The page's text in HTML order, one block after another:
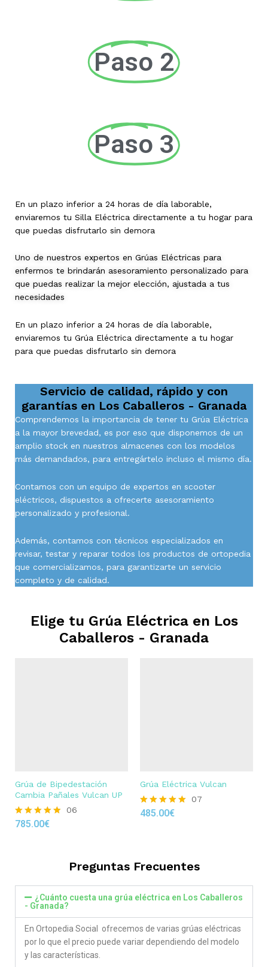
Paso 2
Paso 3
En un plazo inferior a 24 horas de día laborable,
enviaremos tu Silla Eléctrica directamente a tu hogar para
que puedas disfrutarlo sin demora
Uno de nuestros expertos en Grúas Eléctricas para
enfermos te brindarán asesoramiento personalizado para
que puedas realizar la mejor elección, ajustada a tus
necesidades
En un plazo inferior a 24 horas de día laborable,
enviaremos tu Grúa Eléctrica directamente a tu hogar
para que puedas disfrutarlo sin demora
Servicio de calidad, rápido y con
garantías en Los Caballeros - Granada
Comprendemos la importancia de tener tu Grúa Eléctrica
a la mayor brevedad, es por eso que disponemos de un
amplio stock en nuestros almacenes con los modelos
más demandados, para entregártelo incluso el mismo día.
Contamos con un equipo de expertos en scooter
eléctricos, dispuestos a ofrecerte asesoramiento
personalizado y profesional.
Además, contamos con técnicos especializados en
revisar, testar y reparar todos los productos de ortopedia
que comercializamos, para garantizarte un servicio
completo y de calidad.
Elige tu Grúa Eléctrica en Los
Caballeros - Granada
Grúa de Bipedestación
Cambia Pañales Vulcan UP
Rated
06
785.00€
Grúa Eléctrica Vulcan
Rated
07
485.00€
Preguntas Frecuentes
¿Cuánto cuesta una grúa eléctrica en Los Caballeros
- Granada?
En Ortopedia Social ofrecemos de varias grúas eléctricas
por lo que el precio puede variar dependiendo del modelo
y las características.